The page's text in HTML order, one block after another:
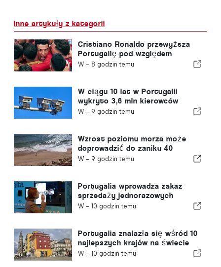
Inne artykuły z kategorii
Cristiano Ronaldo przewyższa
Portugalię pod względem
wartości komercyjnej
W - 8 godzin temu
W ciągu 10 lat w Portugalii
wykryto 3,6 mln kierowców
przekraczających prędkość
W - 9 godzin temu
Wzrost poziomu morza może
doprowadzić do zaniku 40
procent portugalskich plaż
W - 9 godzin temu
Portugalia wprowadza zakaz
sprzedaży jednorazowych
pojemników na napoje bez znaku
W - 10 godzin temu
Portugalia znalazła się wśród 10
najlepszych krajów na świecie
dla emigrantów
W - 10 godzin temu